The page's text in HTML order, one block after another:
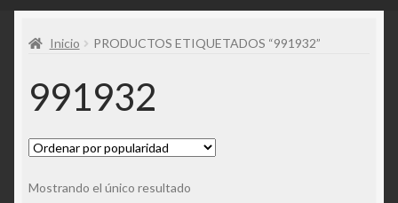
navegación
Carrito
Catálogos
Finalizar compra
Mi cuenta
Inicio PRODUCTOS ETIQUETADOS “991932”
991932
Mostrando el único resultado